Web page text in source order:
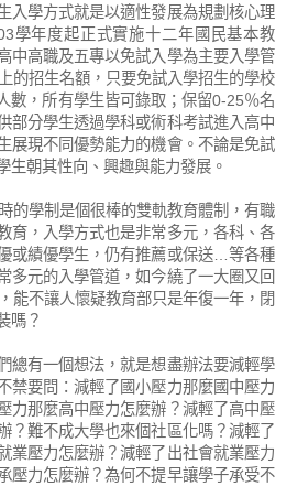
入學方式就是以適性發展為規劃核心理
學年度起正式實施十二年國民基本教
中高職及五專以免試入學為主要入學管
的招生名額，只要免試入學招生的學校
數，所有學生皆可錄取；保留0-25％名
部分學生透過學科或術科考試進入高中
展現不同優勢能力的機會。不論是免試
生朝其性向、興趣與能力發展。
的學制是個很棒的雙軌教育體制，有職
育，入學方式也是非常多元，各科、各
或績優學生，仍有推薦或保送…等各種
多元的入學管道，如今繞了一大圈又回
能不讓人懷疑教育部只是年復一年，閉
嗎？
總有一個想法，就是想盡辦法要減輕學
禁要問：減輕了國小壓力那麼國中壓力
力那麼高中壓力怎麼辦？減輕了高中壓
？難不成大學也來個社區化嗎？減輕了
業壓力怎麼辦？減輕了出社會就業壓力
壓力怎麼辦？為何不提早讓學子承受不